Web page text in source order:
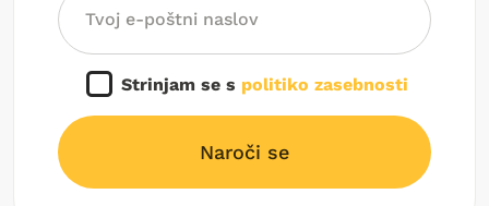
Strinjam se s politiko zasebnosti
Naroči se